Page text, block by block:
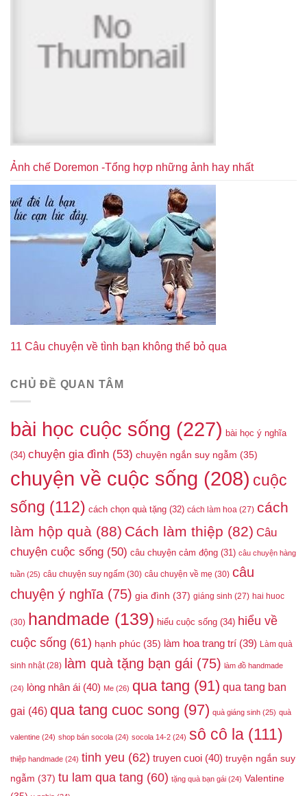
Ảnh chế Doremon -Tổng hợp những ảnh hay nhất
11 Câu chuyện về tình bạn không thể bỏ qua
CHỦ ĐỀ QUAN TÂM
bài học cuộc sống (227) bài học ý nghĩa
(34) chuyện gia đình (53) chuyện ngắn suy ngẫm (35)
chuyện về cuộc sống (208) cuộc
sống (112) cách chọn quà tặng (32) cách làm hoa (27) cách
làm hộp quà (88) Cách làm thiệp (82) Câu
chuyện cuộc sống (50) câu chuyện cảm động (31) câu chuyện hàng
tuần (25) câu chuyện suy ngấm (30) câu chuyện về mẹ (30) câu
chuyện ý nghĩa (75) gia đình (37) giáng sinh (27) hai huoc
(30) handmade (139) hiểu cuộc sống (34) hiểu về
cuộc sống (61) hạnh phúc (35) làm hoa trang trí (39) Làm quà
sinh nhật(28) làm quà tặng bạn gái (75) làm đồ handmade
(24) lòng nhân ái (40) Me (26) qua tang (91) qua tang ban
gai (46) qua tang cuoc song (97) quà giáng sinh (25) quà
valentine (24) shop bán socola (24) socola 14-2 (24) sô cô la (111)
thiệp handmade (24) tinh yeu (62) truyen cuoi (40) truyện ngắn suy
ngẫm (37) tu lam qua tang (60) tặng quà bạn gái (24) Valentine